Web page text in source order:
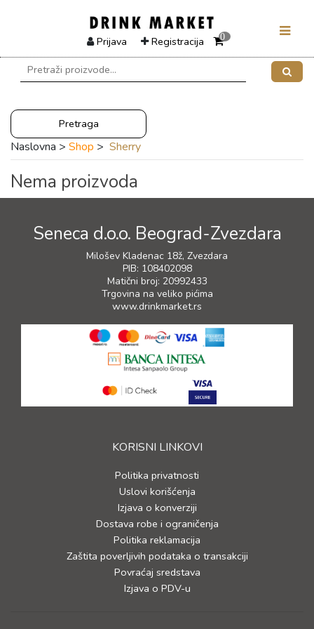
Prijava Registracija 0
Pretraga
Naslovna > Shop > Sherry
Nema proizvoda
Seneca d.o.o. Beograd-Zvezdara
Milošev Kladenac 18ž, Zvezdara
PIB: 108402098
Matični broj: 20992433
Trgovina na veliko pićima
www.drinkmarket.rs
KORISNI LINKOVI
Politika privatnosti
Uslovi korišćenja
Izjava o konverziji
Dostava robe i ograničenja
Politika reklamacija
Zaštita poverljivih podataka o transakciji
Povraćaj sredstava
Izjava o PDV-u